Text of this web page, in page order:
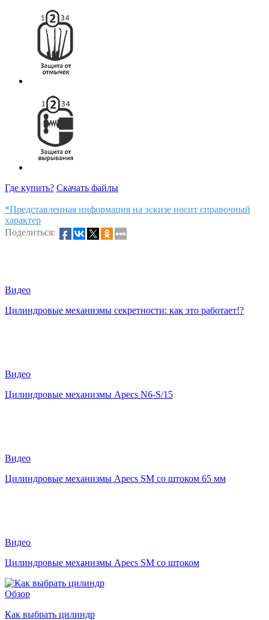
Где купить? Скачать файлы
*Представленная информация на эскизе носит справочный
характер
Поделиться:
Видео
Цилиндровые механизмы секретности: как это работает!?
Видео
Цилиндровые механизмы Apecs N6-S/15
Видео
Цилиндровые механизмы Apecs SM со штоком 65 мм
Видео
Цилиндровые механизмы Apecs SM со штоком
Обзор
Как выбрать цилиндр